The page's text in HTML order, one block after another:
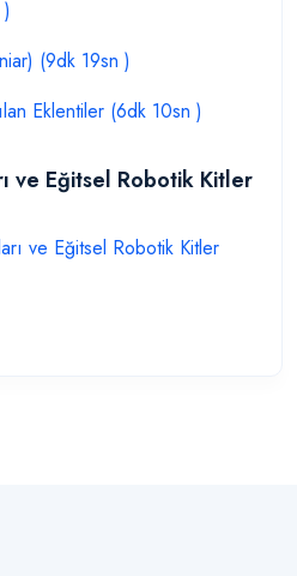
(9dk 19sn )
Eklentiler (6dk 10sn )
ve Eğitsel Robotik Kitler
ve Eğitsel Robotik Kitler